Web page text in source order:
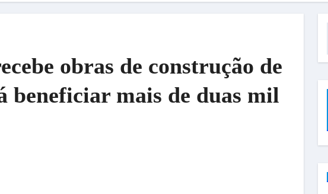
obras de construção de
beneficiar mais de duas mil